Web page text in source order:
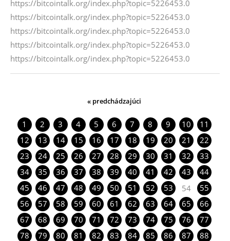
https://bitcointalk.org/index.php?topic=5226453.0
https://bitcointalk.org/index.php?topic=5226453.0
https://bitcointalk.org/index.php?topic=5226453.0
https://bitcointalk.org/index.php?topic=5226453.0
https://bitcointalk.org/index.php?topic=5226453.0
« predchádzajúci
1 2 3 4 5 6 7 8 9 10
11
12
13 14 15 16 17 18 19 20 21
22
23
24 25 26 27 28 29 30 31 32
33
34
35 36 37 38 39 40 41 42 43
44
45
46 47 48 49 50 51 52 53 54
55
56
57 58 59 60 61 62 63 64 65
66
67
68 69 70 71 72 73 74 75 76
77
78
79 80 81 82 83 84 85 86 87
88